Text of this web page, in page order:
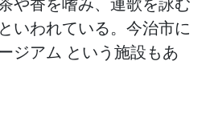
いわれている。今治市に
ジアム という施設もあ